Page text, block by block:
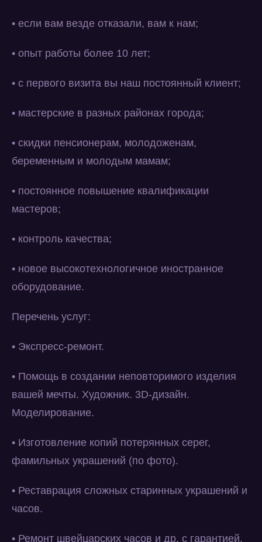
• если вам везде отказали, вам к нам;
• опыт работы более 10 лет;
• с первого визита вы наш постоянный клиент;
• мастерские в разных районах города;
• скидки пенсионерам, молодоженам,
беременным и молодым мамам;
• постоянное повышение квалификации
мастеров;
• контроль качества;
• новое высокотехнологичное иностранное
оборудование.
Перечень услуг:
• Экспресс-ремонт.
• Помощь в создании неповторимого изделия
вашей мечты. Художник. 3D-дизайн.
Моделирование.
• Изготовление копий потерянных серег,
фамильных украшений (по фото).
• Реставрация сложных старинных украшений и
часов.
• Ремонт швейцарских часов и др. с гарантией.